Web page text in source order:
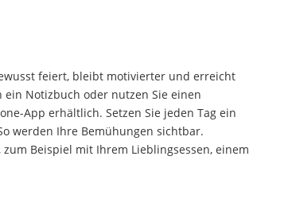
feiert, bleibt motivierter und erreicht
ein Notizbuch oder nutzen Sie einen
App erhältlich. Setzen Sie jeden Tag ein
werden Ihre Bemühungen sichtbar.
Beispiel mit Ihrem Lieblingsessen, einem